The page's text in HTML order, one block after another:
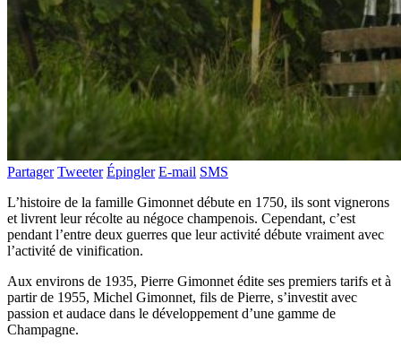
Partager Tweeter Épingler E-mail SMS
L’histoire de la famille Gimonnet débute en 1750, ils sont vignerons
et livrent leur récolte au négoce champenois. Cependant, c’est
pendant l’entre deux guerres que leur activité débute vraiment avec
l’activité de vinification.
Aux environs de 1935, Pierre Gimonnet édite ses premiers tarifs et à
partir de 1955, Michel Gimonnet, fils de Pierre, s’investit avec
passion et audace dans le développement d’une gamme de
Champagne.